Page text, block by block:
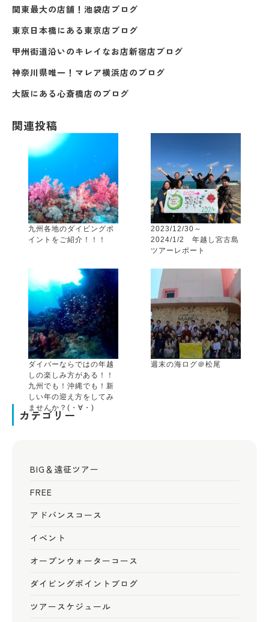
関東最大の店舗！ 池袋店ブログ
東京日本橋にある東京店ブログ
甲州街道沿いのキレイなお店新宿店ブログ
神奈川県唯一！ マレア横浜店のブログ
大阪にある心斎橋店のブログ
関連投稿
九州各地のダイビングポ
イントをご紹介！！！
2023/12/30～
2024/1/2 年越し宮古島
ツアーレポート
ダイバーならではの年越
しの楽しみ方がある！！
九州でも！沖縄でも！新
しい年の迎え方をしてみ
ませんか？(・∀・)
週末の海ログ＠松尾
カテゴリー
BIG＆遠征ツアー
FREE
アドバンスコース
イベント
オープンウォーターコース
ダイビングポイントブログ
ツアースケジュール